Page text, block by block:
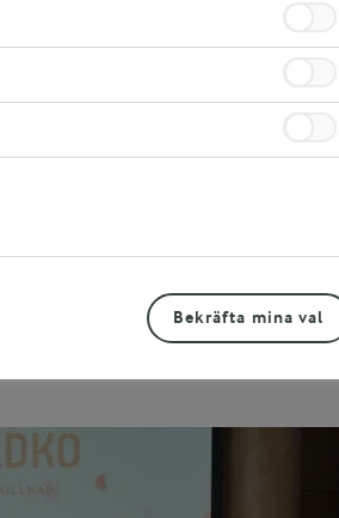
Bekräfta mina val